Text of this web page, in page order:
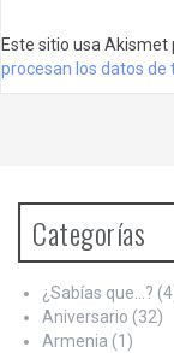
Este sitio usa Akismet
procesan los datos de
Categorías
¿Sabías que…?
Aniversario (32)
Armenia (1)